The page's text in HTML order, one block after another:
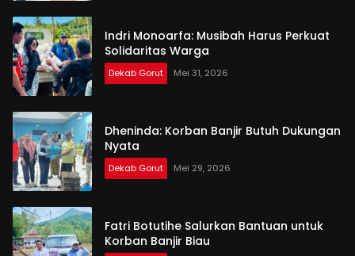
Indri Monoarfa: Musibah Harus Perkuat
Solidaritas Warga
Dekab Gorut Mei 31, 2026
Dheninda: Korban Banjir Butuh Dukungan
Nyata
Dekab Gorut Mei 29, 2026
Fatri Botutihe Salurkan Bantuan untuk
Korban Banjir Biau